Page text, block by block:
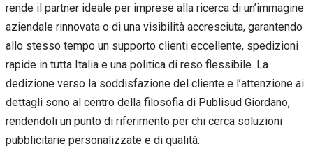
rende il partner ideale per imprese alla ricerca di un’immagine
aziendale rinnovata o di una visibilità accresciuta, garantendo
allo stesso tempo un supporto clienti eccellente, spedizioni
rapide in tutta Italia e una politica di reso flessibile. La
dedizione verso la soddisfazione del cliente e l’attenzione ai
dettagli sono al centro della filosofia di Publisud Giordano,
rendendoli un punto di riferimento per chi cerca soluzioni
pubblicitarie personalizzate e di qualità.